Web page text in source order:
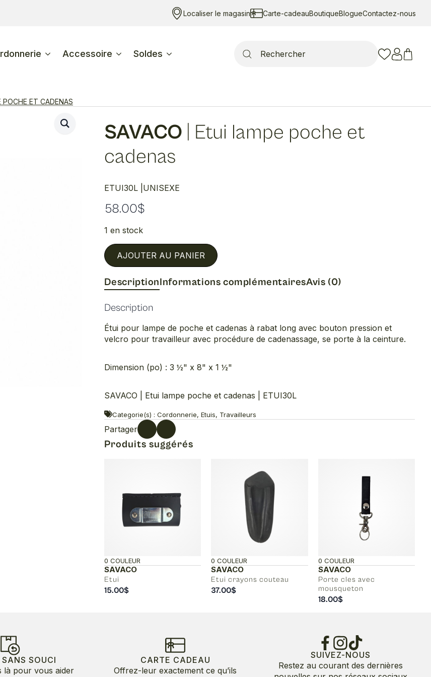
Localiser le magasin Carte-cadeauBoutiqueBlogueContactez-nous
Accessoire Soldes
for:
POCHE ET CADENAS
SAVACO
Etui lampe poche et
cadenas
ETUI30L | UNISEXE
58.00$
1 en stock
AJOUTER AU PANIER
DescriptionInformations complémentairesAvis (0)
Description
Étui pour lampe de poche et cadenas à rabat long avec bouton pression et
velcro pour travailleur avec procédure de cadenassage, se porte à la ceinture.
Dimension (po) : 3 ½" x 8" x 1 ½"
SAVACO | Etui lampe poche et cadenas | ETUI30L
Categorie(s) : Cordonnerie, Etuis, Travailleurs
Partager
Produits suggérés
SAVACO
Etui
0 COULEUR
15.00$
SAVACO
Etui crayons couteau
0 COULEUR
37.00$
SAVACO
Porte cles avec
mousqueton
0 COULEUR
18.00$
SANS SOUCI
là pour vous aider
CARTE CADEAU
Offrez-leur exactement ce qu’ils
SUIVEZ-NOUS
Restez au courant des dernières